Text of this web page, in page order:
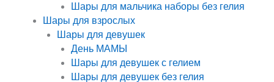
Шары для мальчика наборы без гелия
Шары для взрослых
Шары для девушек
День МАМЫ
Шары для девушек с гелием
Шары для девушек без гелия